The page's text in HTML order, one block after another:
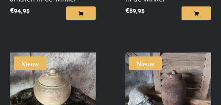
€94,95 €89,95
Nieuw Nieuw